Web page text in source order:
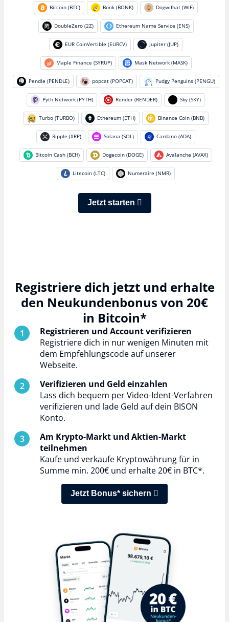
Bitcoin (BTC) Bonk (BONK) Dogwifhat (WIF)
DoubleZero (2Z) Ethereum Name Service (ENS)
EUR CoinVertible (EURCV) Jupiter (JUP)
Maple Finance (SYRUP) Mask Network (MASK)
Pendle (PENDLE) popcat (POPCAT) Pudgy Penguins (PENGU)
Pyth Network (PYTH) Render (RENDER) Sky (SKY)
Turbo (TURBO) Ethereum (ETH) Binance Coin (BNB)
Ripple (XRP) Solana (SOL) Cardano (ADA)
Bitcoin Cash (BCH) Dogecoin (DOGE) Avalanche (AVAX)
Litecoin (LTC) Numeraire (NMR)
Jetzt starten
Registriere dich jetzt und erhalte
den Neukundenbonus von 20€
in Bitcoin*
Registrieren und Account verifizieren
Registriere dich in nur wenigen Minuten mit
dem Empfehlungscode auf unserer
Webseite.
Verifizieren und Geld einzahlen
Lass dich bequem per Video-Ident-Verfahren
verifizieren und lade Geld auf dein BISON
Konto.
Am Krypto-Markt und Aktien-Markt
teilnehmen
Kaufe und verkaufe Kryptowährung für in
Summe min. 200€ und erhalte 20€ in BTC*.
Jetzt Bonus* sichern